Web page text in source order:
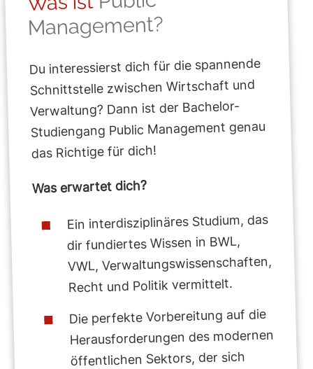
Management?
Du interessierst dich für die spannende
Schnittstelle zwischen Wirtschaft und
Verwaltung? Dann ist der Bachelor-
Studiengang Public Management genau
das Richtige für dich!
Was erwartet dich?
Ein interdisziplinäres Studium, das
dir fundiertes Wissen in BWL,
VWL, Verwaltungswissenschaften,
Recht und Politik vermittelt.
Die perfekte Vorbereitung auf die
Herausforderungen des modernen
öffentlichen Sektors, der sich